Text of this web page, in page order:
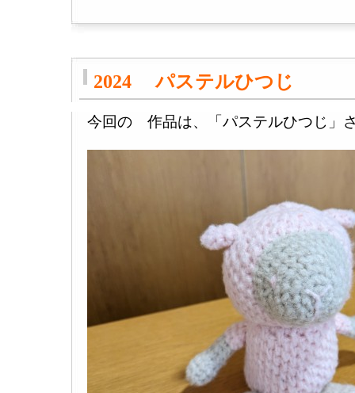
2024 パステルひつじ
今回の 作品は、「パステルひつじ」